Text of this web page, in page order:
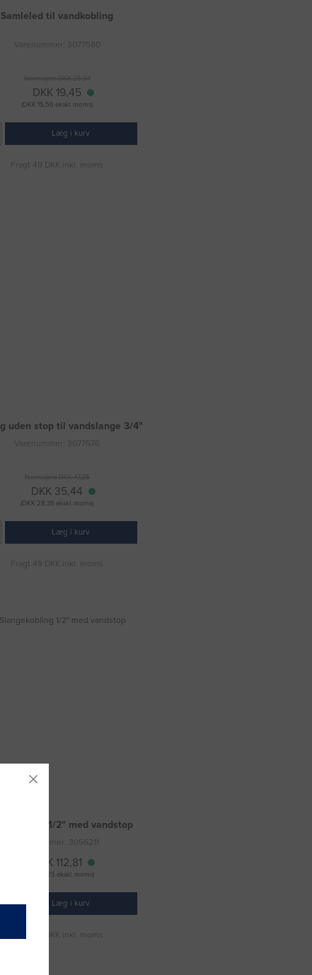
Samleled til vandkobling
Varenummer: 3077580
Normalpris DKK 25,94
DKK 19,45
(DKK 15,56 ekskl. moms)
Læg i kurv
Fragt 49 DKK inkl. moms
uden stop til vandslange 3/4"
Varenummer: 3077576
Normalpris DKK 47,25
DKK 35,44
(DKK 28,35 ekskl. moms)
Læg i kurv
Fragt 49 DKK inkl. moms
1/2" med vandstop
Varenummer: 3056211
DKK 112,81
(DKK 90,25 ekskl. moms)
Læg i kurv
Fragt 49 DKK inkl. moms